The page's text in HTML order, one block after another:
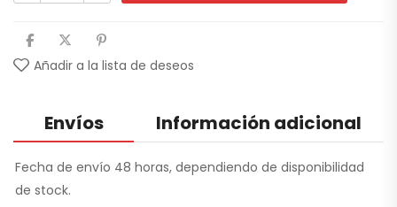
Añadir a la lista de deseos
Envíos Información adicional
Fecha de envío 48 horas, dependiendo de disponibilidad
de stock.